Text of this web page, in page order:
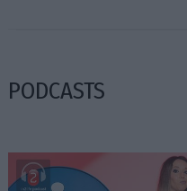
PODCASTS